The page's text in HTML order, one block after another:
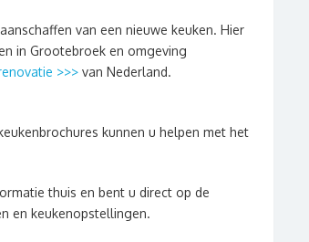
van een nieuwe keuken. Hier
in Grootebroek en omgeving
>>> van Nederland.
kunnen u helpen met het
thuis en bent u direct op de
en keukenopstellingen.